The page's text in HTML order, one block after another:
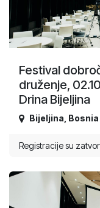
Festival
druženje,
Drina Bijeljina
Bijeljina
Registracije su